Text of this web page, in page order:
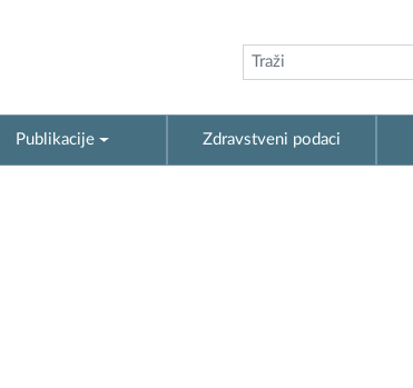
Publikacije Zdravstveni podaci